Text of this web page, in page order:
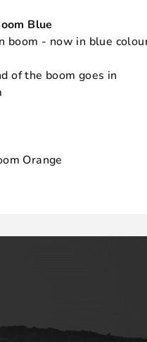
Blue
boom - now in blue
of the boom goes in
Orange